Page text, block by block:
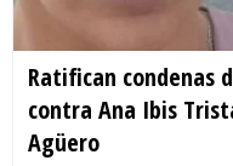
Ratifican condenas
contra Ana Ibis
Agüero